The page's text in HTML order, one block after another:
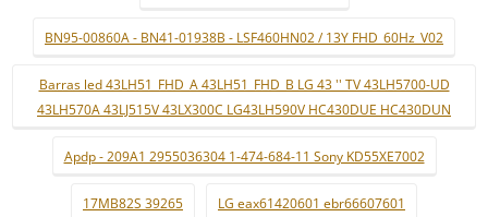
BN95-00860A - BN41-01938B - LSF460HN02 / 13Y FHD_60Hz_V02
Barras led 43LH51_FHD_A 43LH51_FHD_B LG 43 '' TV 43LH5700-UD
43LH570A 43LJ515V 43LX300C LG43LH590V HC430DUE HC430DUN
Apdp - 209A1 2955036304 1-474-684-11 Sony KD55XE7002
17MB82S 39265 LG eax61420601 ebr66607601